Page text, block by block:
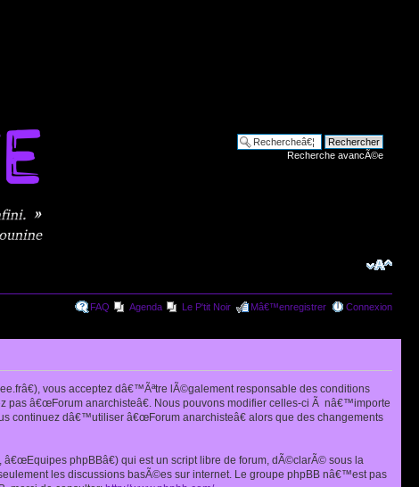
Recherche avancÃ©e
FAQ Agenda Le P'tit Noir Mâ€™enregistrer Connexion
vous acceptez dâ€™Ãªtre lÃ©galement responsable des conditions
â€œForum anarchisteâ€. Nous pouvons modifier celles-ci Ã nâ€™importe
continuez dâ€™utiliser â€œForum anarchisteâ€ alors que des changements
phpBBâ€) qui est un script libre de forum, dÃ©clarÃ© sous la
les discussions basÃ©es sur internet. Le groupe phpBB nâ€™est pas